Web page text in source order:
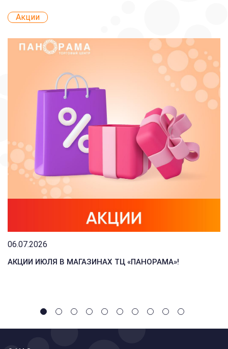
Акции
06.07.2026
АКЦИИ ИЮЛЯ В МАГАЗИНАХ ТЦ «ПАНОРАМА»!